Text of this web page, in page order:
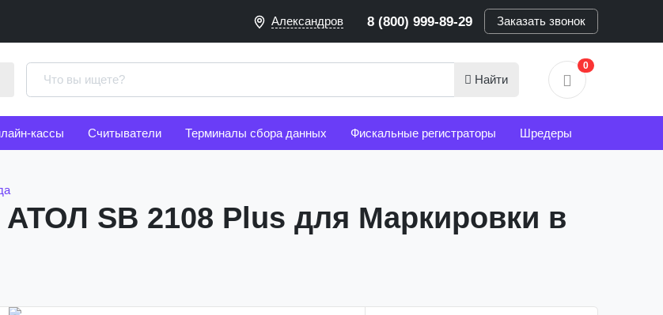
Александров 8 (800) 999-89-29 Заказать звонок
Найти
0
кассы Считыватели Терминалы сбора данных Фискальные регистраторы Шредеры
SB 2108 Plus для Маркировки в